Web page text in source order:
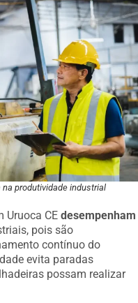
produtividade industrial
Uruoca CEdesempenham
pois são
contínuo do
evita paradas
possam realizar